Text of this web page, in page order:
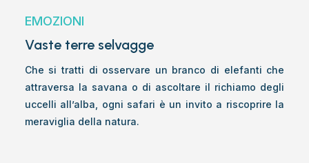
EMOZIONI
Vaste terre selvagge
Che si tratti di osservare un branco di elefanti che
attraversa la savana o di ascoltare il richiamo degli
uccelli all’alba, ogni safari è un invito a riscoprire la
meraviglia della natura.